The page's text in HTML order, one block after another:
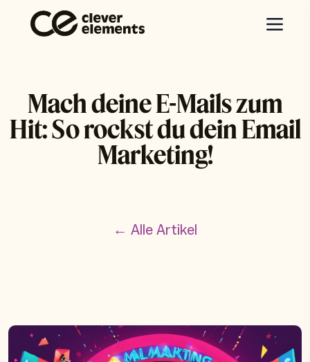
Mach deine E-Mails zum
Hit: So rockst du dein Email
Marketing!
← Alle Artikel